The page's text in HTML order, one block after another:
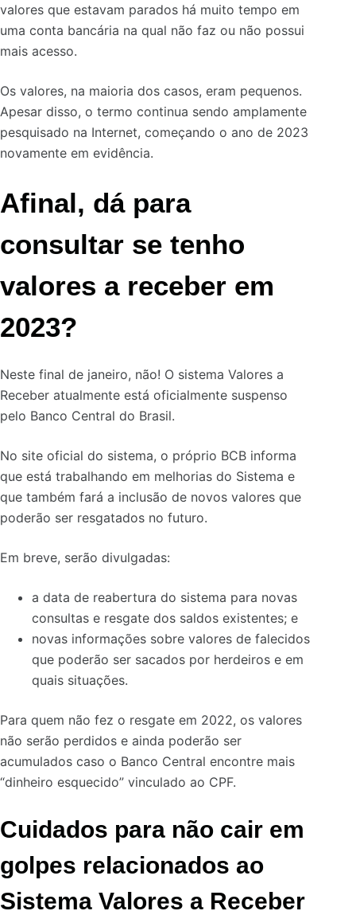
valores que estavam parados há muito tempo em
uma conta bancária na qual não faz ou não possui
mais acesso.
Os valores, na maioria dos casos, eram pequenos.
Apesar disso, o termo continua sendo amplamente
pesquisado na Internet, começando o ano de 2023
novamente em evidência.
Afinal, dá para
consultar se tenho
valores a receber em
2023?
Neste final de janeiro, não! O sistema Valores a
Receber atualmente está oficialmente suspenso
pelo Banco Central do Brasil.
No site oficial do sistema, o próprio BCB informa
que está trabalhando em melhorias do Sistema e
que também fará a inclusão de novos valores que
poderão ser resgatados no futuro.
Em breve, serão divulgadas:
a data de reabertura do sistema para novas
consultas e resgate dos saldos existentes; e
novas informações sobre valores de falecidos
que poderão ser sacados por herdeiros e em
quais situações.
Para quem não fez o resgate em 2022, os valores
não serão perdidos e ainda poderão ser
acumulados caso o Banco Central encontre mais
“dinheiro esquecido” vinculado ao CPF.
Cuidados para não cair em
golpes relacionados ao
Sistema Valores a Receber